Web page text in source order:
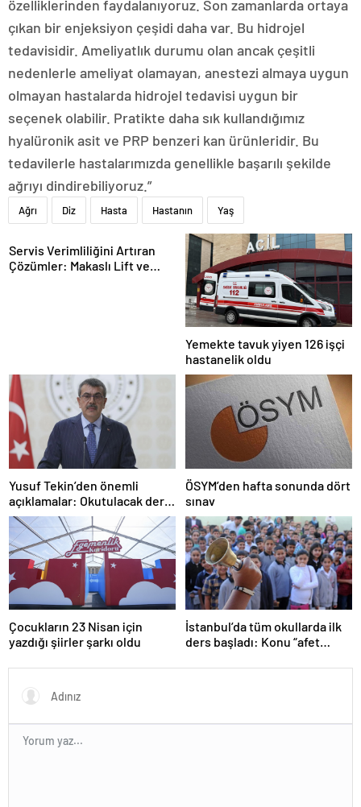
özelliklerinden faydalanıyoruz. Son zamanlarda ortaya
çıkan bir enjeksiyon çeşidi daha var. Bu hidrojel
tedavisidir. Ameliyatlık durumu olan ancak çeşitli
nedenlerle ameliyat olamayan, anestezi almaya uygun
olmayan hastalarda hidrojel tedavisi uygun bir
seçenek olabilir. Pratikte daha sık kullandığımız
hyalüronik asit ve PRP benzeri kan ürünleridir. Bu
tedavilerle hastalarımızda genellikle başarılı şekilde
ağrıyı dindirebiliyoruz.”
Ağrı Diz Hasta Hastanın Yaş
Servis Verimliliğini Artıran
Çözümler: Makaslı Lift ve
Yemekte tavuk yiyen 126 işçi
hastanelik oldu
Yusuf Tekin’den önemli
açıklamalar: Okutulacak dersi
kalmamış öğretmene branş
değişikliği masada
ÖSYM’den hafta sonunda dört
sınav
Çocukların 23 Nisan için
yazdığı şiirler şarkı oldu
İstanbul’da tüm okullarda ilk
ders başladı: Konu “afet